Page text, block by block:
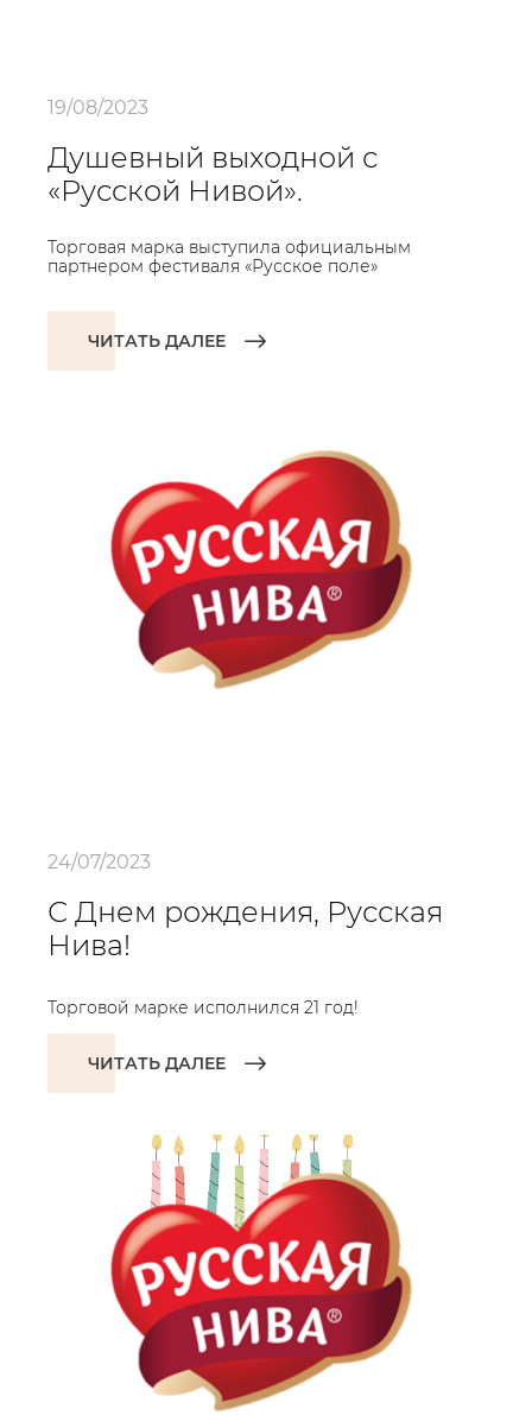
19/08/2023
Душевный выходной с
«Русской Нивой».
Торговая марка выступила официальным
партнером фестиваля «Русское поле»
ЧИТАТЬ ДАЛЕЕ
24/07/2023
С Днем рождения, Русская
Нива!
Торговой марке исполнился 21 год!
ЧИТАТЬ ДАЛЕЕ